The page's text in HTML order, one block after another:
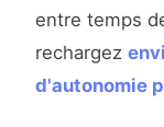
entre temps
rechargez
d'autonomie